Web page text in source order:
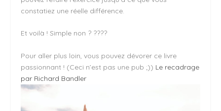
constatiez une réelle différence.
Et voilà ! Simple non ? ????
Pour aller plus loin, vous pouvez dévorer ce livre
passionnant ! (Ceci n’est pas une pub ;)) Le recadrage
par Richard Bandler